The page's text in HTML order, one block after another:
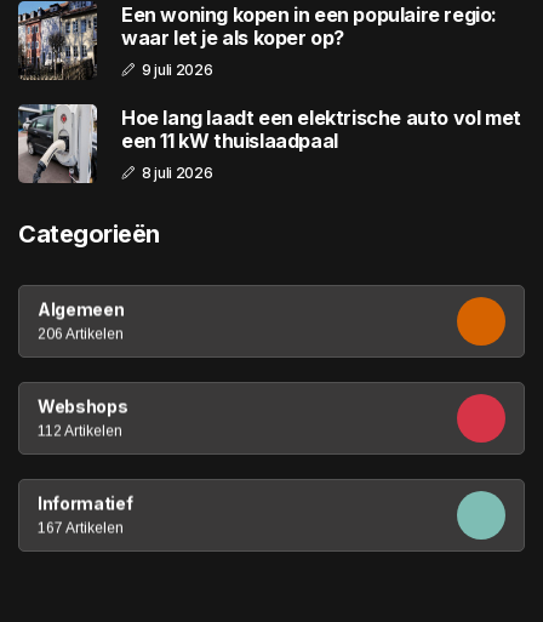
Een woning kopen in een populaire regio:
waar let je als koper op?
9 juli 2026
Hoe lang laadt een elektrische auto vol met
een 11 kW thuislaadpaal
8 juli 2026
Categorieën
Algemeen
206 Artikelen
Webshops
112 Artikelen
Informatief
167 Artikelen